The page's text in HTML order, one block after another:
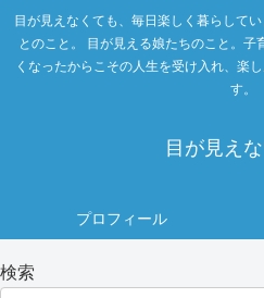
目が見えなくても、毎日楽しく暮らして
とのこと。 目が見える娘たちのこと。
くなったからこその人生を受け入れ、楽
す。
目が見え
プロフィール
検索